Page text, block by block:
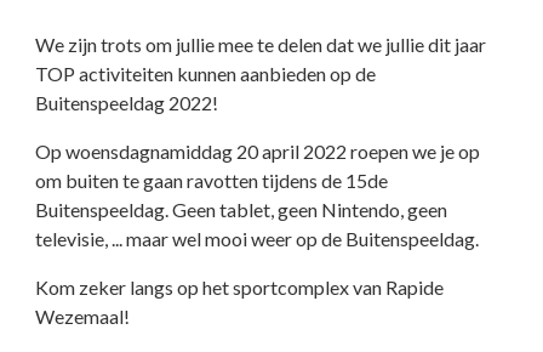
We zijn trots om jullie mee te delen dat we jullie dit jaar
TOP activiteiten kunnen aanbieden op de
Buitenspeeldag 2022!
Op woensdagnamiddag 20 april 2022 roepen we je op
om buiten te gaan ravotten tijdens de 15de
Buitenspeeldag. Geen tablet, geen Nintendo, geen
televisie, ... maar wel mooi weer op de Buitenspeeldag.
Kom zeker langs op het sportcomplex van Rapide
Wezemaal!